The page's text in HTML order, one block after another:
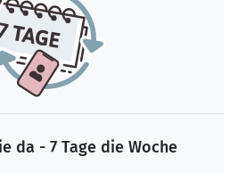
da - 7 Tage die Woche